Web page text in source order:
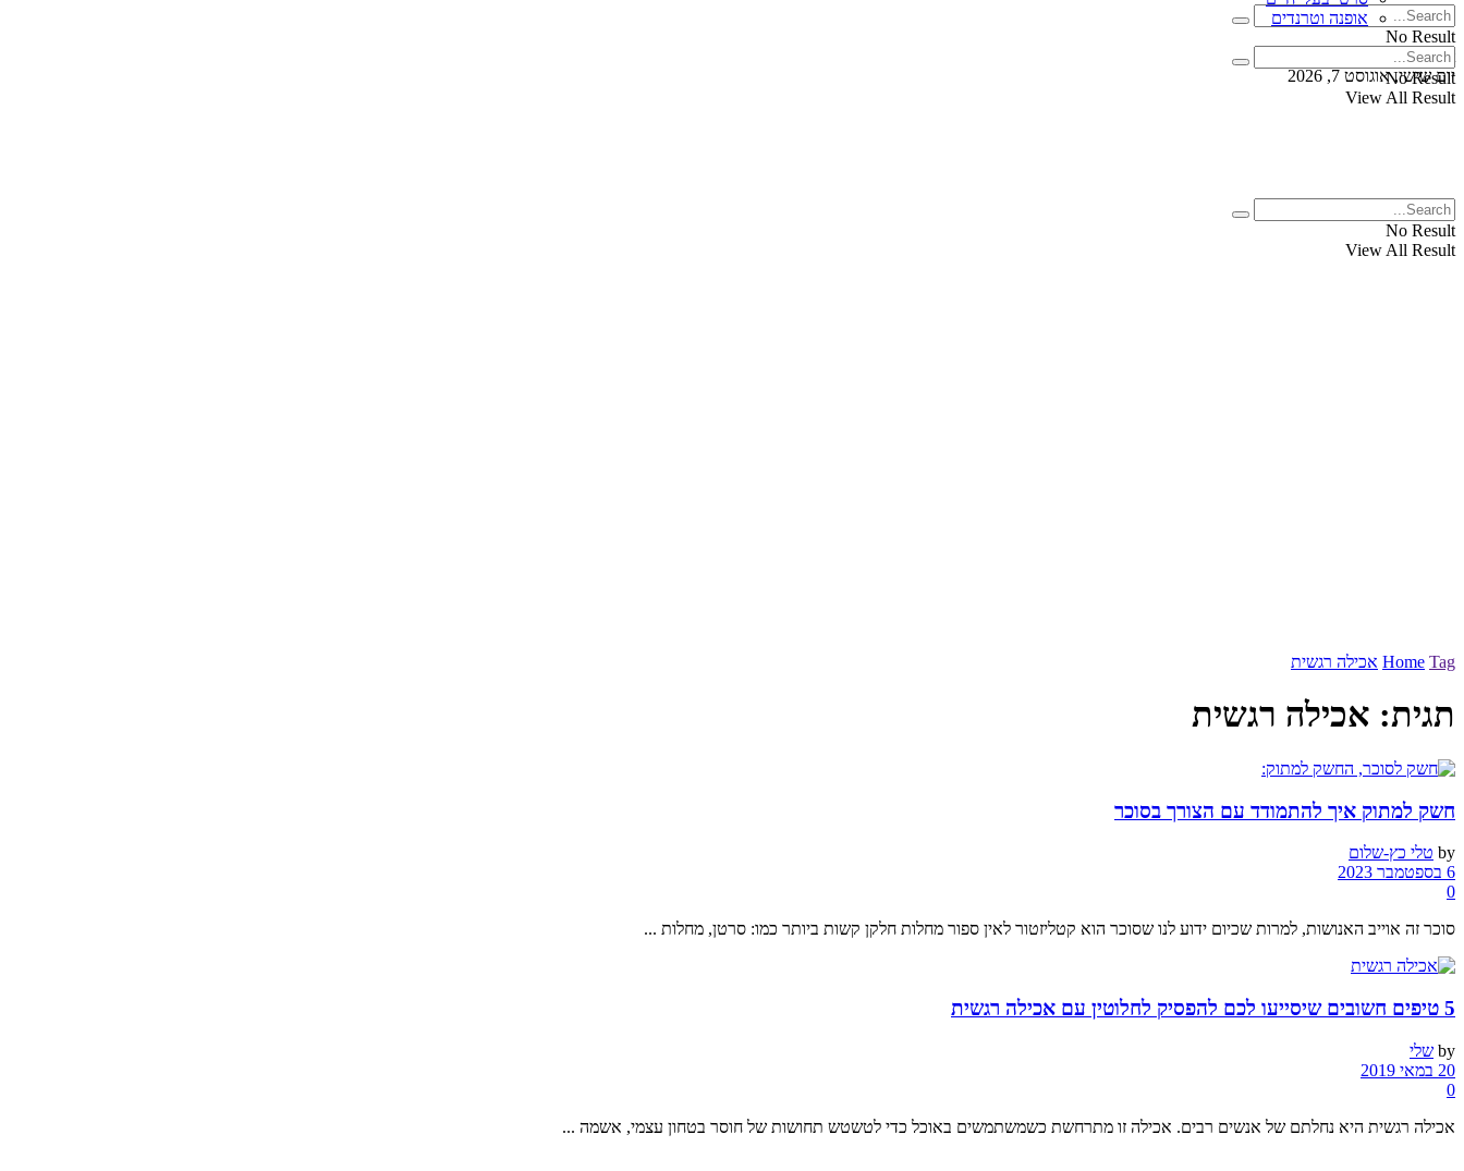
No Result
View All Result
יום שישי, אוגוסט 7, 2026
אופנה וטרנדים
No Result
View All Result
No Result
View All Result
Home Tag אכילה רגשית
תגית: אכילה רגשית
חשק למתוק איך להתמודד עם הצורך בסוכר
by טלי כץ-שלום
6 בספטמבר 2023
0
סוכר זה אוייב האנושות, למרות שכיום ידוע לנו שסוכר הוא קטליזטור לאין ספור מחלות חלקן קשות ביותר כמו: סרטן, מחלות ...
5 טיפים חשובים שיסייעו לכם להפסיק לחלוטין עם אכילה רגשית
by שלי
20 במאי 2019
0
אכילה רגשית היא נחלתם של אנשים רבים. אכילה זו מתרחשת כשמשתמשים באוכל כדי לטשטש תחושות של חוסר בטחון עצמי, אשמה ...